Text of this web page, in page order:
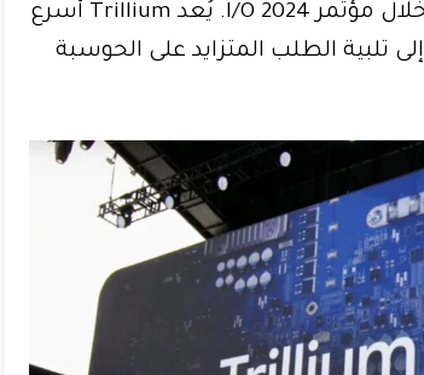
السادس مخصص لمراكز البيانات، خلال مؤتمر I/O 2024. يُعد Trillium أسرع
إلى تلبية الطلب المتزايد على الحوسبة